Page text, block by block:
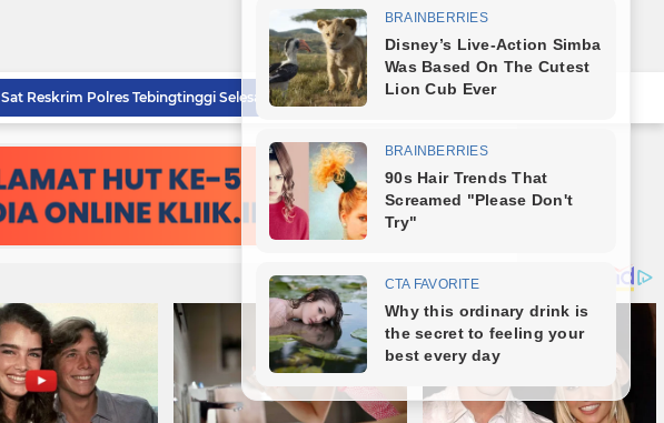
Sat Reskrim Polres Tebingtinggi Selesaikan Kasus Pengeroyokan Melalui Restorative Justice
Wali Kota Dampingi Dandim 0204/DS Tinjau Kunjungan Taruna AKPOL di Sekolah Rakyat Tebingtinggi
Wali Kota Tebingtinggi Sampaikan Ranperda Pertanggungjawaban APBD 2025
Sambut HUT RI ke-81, Wali Kota Tebingtinggi Bagikan Bendera Merah Putih Kepada Masyarakat
Pemko Tebingtinggi Komitmen Percepatan Turunkan Stunting
Bareng Kapolres dan Dandim, Wali Kota Tebingtinggi Jamu Taruna AKPOL di Rumah Dinas